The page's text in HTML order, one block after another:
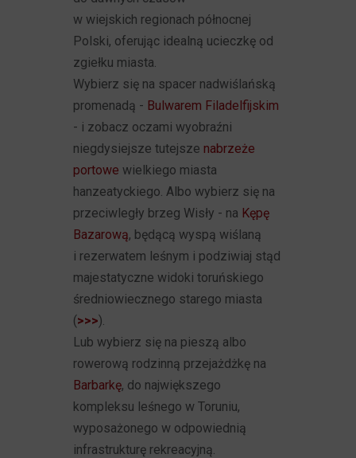
w wiejskich regionach północnej
Polski, oferując idealną ucieczkę od
zgiełku miasta.
Wybierz się na spacer nadwiślańską
promenadą - Bulwarem Filadelfijskim
- i zobacz oczami wyobraźni
niegdysiejsze tutejsze nabrzeże
portowe wielkiego miasta
hanzeatyckiego. Albo wybierz się na
przeciwległy brzeg Wisły - na Kępę
Bazarową, będącą wyspą wiślaną
i rezerwatem leśnym i podziwiaj stąd
majestatyczne widoki toruńskiego
średniowiecznego starego miasta
(>>>).
Lub wybierz się na pieszą albo
rowerową rodzinną przejażdżkę na
Barbarkę, do największego
kompleksu leśnego w Toruniu,
wyposażonego w odpowiednią
infrastrukturę rekreacyjną.